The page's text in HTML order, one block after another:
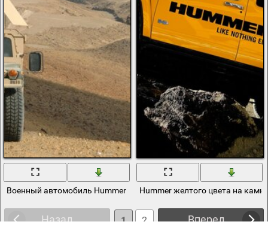
Военный автомобиль Hummer в пескахHummer желтого цвета на
Назад Вперед
1
2